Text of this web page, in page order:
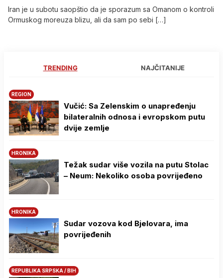
Iran je u subotu saopštio da je sporazum sa Omanom o kontroli
Ormuskog moreuza blizu, ali da sam po sebi […]
TRENDING NAJČITANIJE
REGION
Vučić: Sa Zelenskim o unapređenju
bilateralnih odnosa i evropskom putu
dvije zemlje
HRONIKA
Težak sudar više vozila na putu Stolac
– Neum: Nekoliko osoba povrijeđeno
HRONIKA
Sudar vozova kod Bjelovara, ima
povrijeđenih
REPUBLIKA SRPSKA / BIH